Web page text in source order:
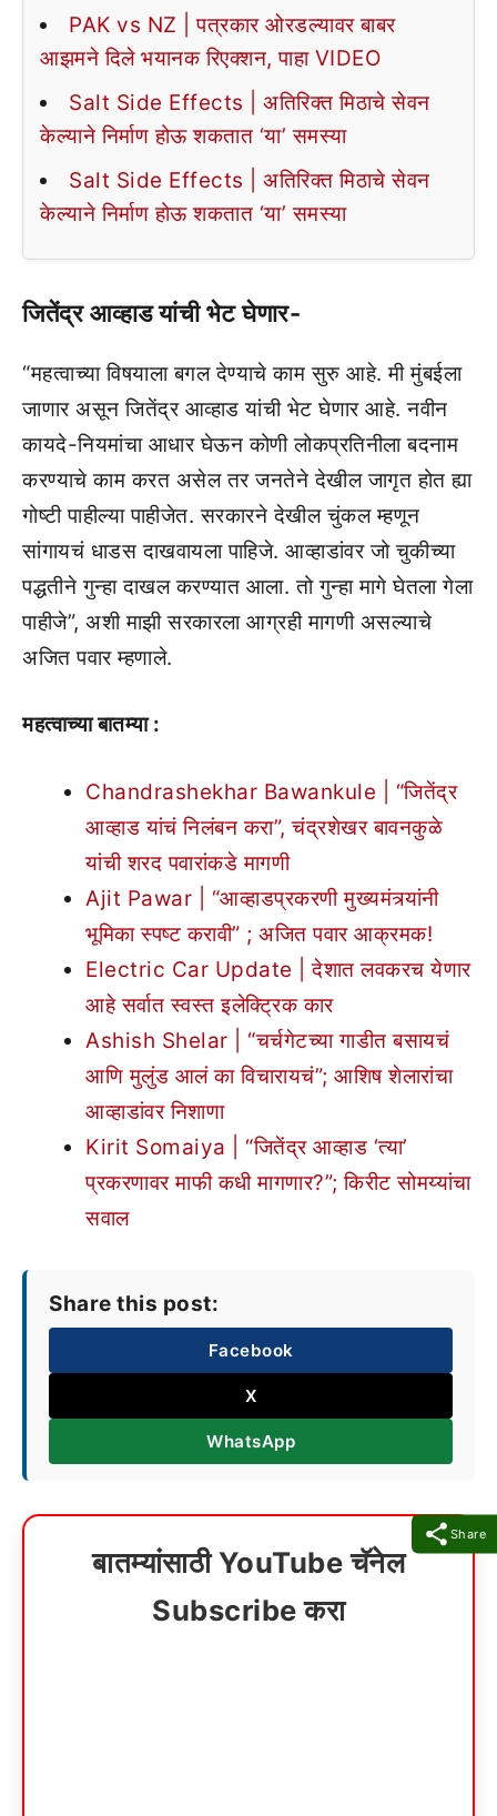
Share
PAK vs NZ | पत्रकार ओरडल्यावर बाबर
आझमने दिले भयानक रिएक्शन, पाहा VIDEO
Salt Side Effects | अतिरिक्त मिठाचे सेवन
केल्याने निर्माण होऊ शकतात ‘या’ समस्या
Salt Side Effects | अतिरिक्त मिठाचे सेवन
केल्याने निर्माण होऊ शकतात ‘या’ समस्या
जितेंद्र आव्हाड यांची भेट घेणार-
“महत्वाच्या विषयाला बगल देण्याचे काम सुरु आहे. मी मुंबईला
जाणार असून जितेंद्र आव्हाड यांची भेट घेणार आहे. नवीन
कायदे-नियमांचा आधार घेऊन कोणी लोकप्रतिनीला बदनाम
करण्याचे काम करत असेल तर जनतेने देखील जागृत होत ह्या
गोष्टी पाहील्या पाहीजेत. सरकारने देखील चुंकल म्हणून
सांगायचं धाडस दाखवायला पाहिजे. आव्हाडांवर जो चुकीच्या
पद्धतीने गुन्हा दाखल करण्यात आला. तो गुन्हा मागे घेतला गेला
पाहीजे”, अशी माझी सरकारला आग्रही मागणी असल्याचे
अजित पवार म्हणाले.
महत्वाच्या बातम्या :
Chandrashekhar Bawankule | “जितेंद्र
आव्हाड यांचं निलंबन करा”, चंद्रशेखर बावनकुळे
यांची शरद पवारांकडे मागणी
Ajit Pawar | “आव्हाडप्रकरणी मुख्यमंत्र्यांनी
भूमिका स्पष्ट करावी” ; अजित पवार आक्रमक!
Electric Car Update | देशात लवकरच येणार
आहे सर्वात स्वस्त इलेक्ट्रिक कार
Ashish Shelar | “चर्चगेटच्या गाडीत बसायचं
आणि मुलुंड आलं का विचारायचं”; आशिष शेलारांचा
आव्हाडांवर निशाणा
Kirit Somaiya | “जितेंद्र आव्हाड ‘त्या’
प्रकरणावर माफी कधी मागणार?”; किरीट सोमय्यांचा
सवाल
Share this post:
Facebook
X
WhatsApp
बातम्यांसाठी YouTube चॅनेल
Subscribe करा